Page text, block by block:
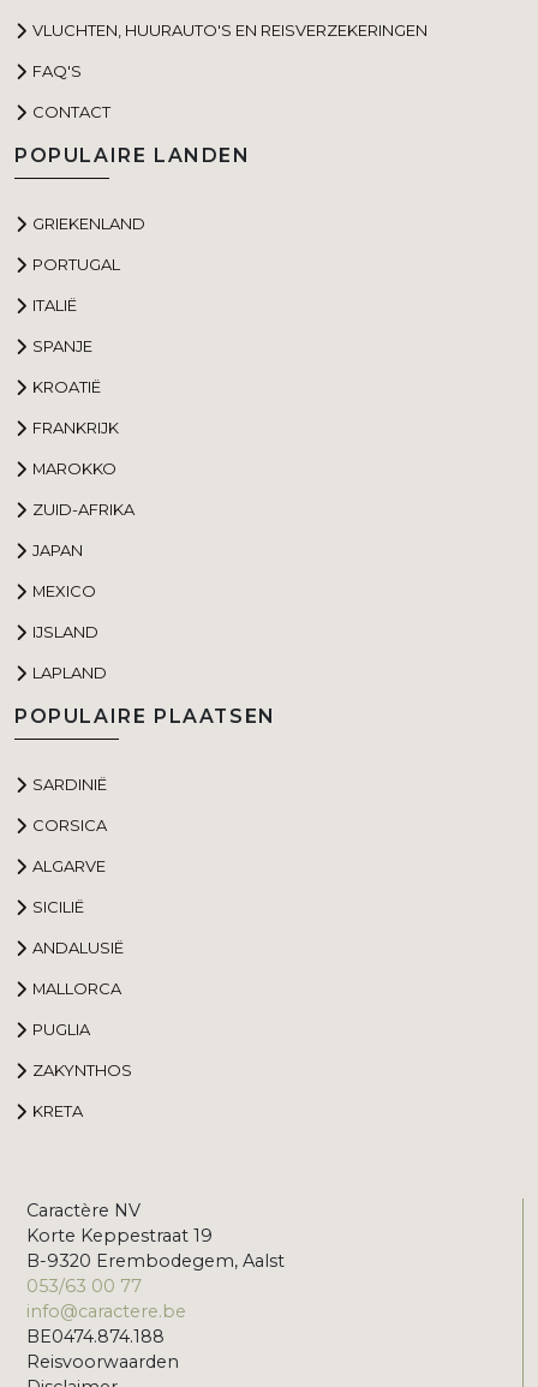
VLUCHTEN, HUURAUTO'S EN REISVERZEKERINGEN
FAQ'S
CONTACT
POPULAIRE LANDEN
GRIEKENLAND
PORTUGAL
ITALIË
SPANJE
KROATIË
FRANKRIJK
MAROKKO
ZUID-AFRIKA
JAPAN
MEXICO
IJSLAND
LAPLAND
POPULAIRE PLAATSEN
SARDINIË
CORSICA
ALGARVE
SICILIË
ANDALUSIË
MALLORCA
PUGLIA
ZAKYNTHOS
KRETA
Caractère NV
Korte Keppestraat 19
B-9320 Erembodegem, Aalst
053/63 00 77
info@caractere.be
BE0474.874.188
Reisvoorwaarden